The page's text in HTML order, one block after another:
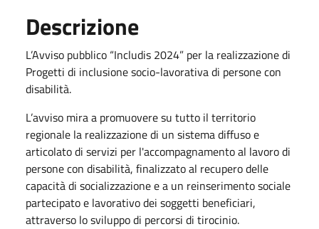
Descrizione
L’Avviso pubblico “Includis 2024” per la realizzazione di
Progetti di inclusione socio-lavorativa di persone con
disabilità.
L’avviso mira a promuovere su tutto il territorio
regionale la realizzazione di un sistema diffuso e
articolato di servizi per l'accompagnamento al lavoro di
persone con disabilità, finalizzato al recupero delle
capacità di socializzazione e a un reinserimento sociale
partecipato e lavorativo dei soggetti beneficiari,
attraverso lo sviluppo di percorsi di tirocinio.